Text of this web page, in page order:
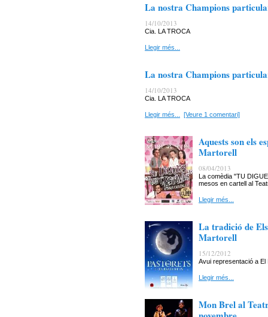
La nostra Champions
14/10/2013
Cia. LA TROCA
Llegir més...
La nostra Champions
14/10/2013
Cia. LA TROCA
Llegir més... [Veure 1 comentari]
Aquests son els
Martorell
08/04/2013
La comèdia "TU
mesos en cartell al
Llegir més...
La tradició de
Martorell
15/12/2012
Avui representació a El
Llegir més...
Mon Brel al